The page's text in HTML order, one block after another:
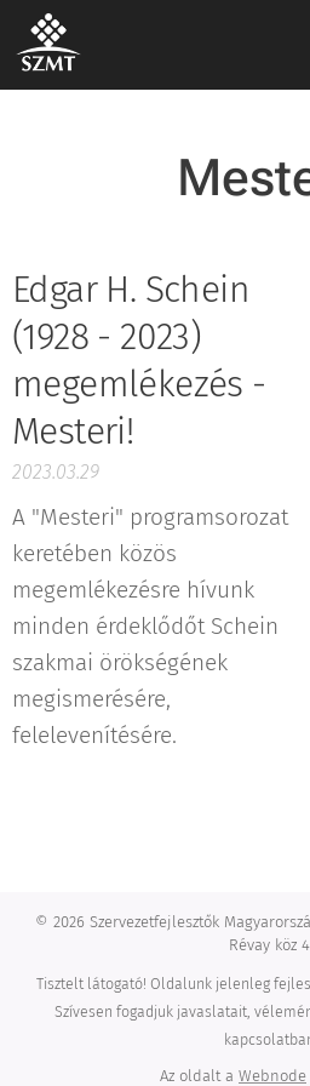
Edgar H. Schein
(1928 - 2023)
megemlékezés -
Mesteri!
2023.03.29
A "Mesteri" programsorozat
keretében közös
megemlékezésre hívunk
minden érdeklődőt Schein
szakmai örökségének
megismerésére,
felelevenítésére.
© 2026 Szervezetfejlesztők
Révay köz
Tisztelt látogató! Oldalunk jelenleg
Szívesen fogadjuk javaslatait,
Az oldalt a Webnode